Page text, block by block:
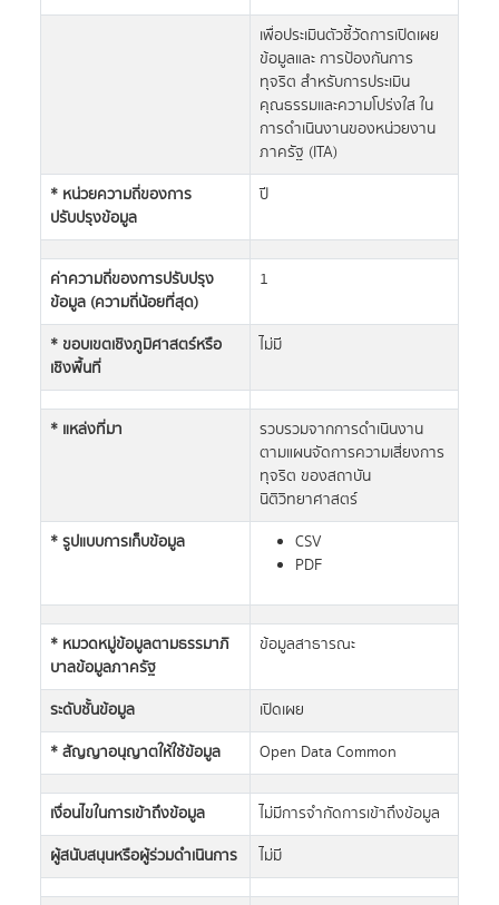
เพื่อประเมินตัวชี้วัดการเปิดเผย
ข้อมูลและ การป้องกันการ
ทุจริต สำหรับการประเมิน
คุณธรรมและความโปร่งใส ใน
การดำเนินงานของหน่วยงาน
ภาครัฐ (ITA)
* หน่วยความถี่ของการ
ปรับปรุงข้อมูล
ปี
ค่าความถี่ของการปรับปรุง
ข้อมูล (ความถี่น้อยที่สุด)
1
* ขอบเขตเชิงภูมิศาสตร์หรือ
เชิงพื้นที่
ไม่มี
* แหล่งที่มา
รวบรวมจากการดำเนินงาน
ตามแผนจัดการความเสี่ยงการ
ทุจริต ของสถาบัน
นิติวิทยาศาสตร์
* รูปแบบการเก็บข้อมูล
CSV
PDF
* หมวดหมู่ข้อมูลตามธรรมาภิ
บาลข้อมูลภาครัฐ
ข้อมูลสาธารณะ
ระดับชั้นข้อมูล
เปิดเผย
* สัญญาอนุญาตให้ใช้ข้อมูล
Open Data Common
เงื่อนไขในการเข้าถึงข้อมูล
ไม่มีการจำกัดการเข้าถึงข้อมูล
ผู้สนับสนุนหรือผู้ร่วมดำเนินการ
ไม่มี